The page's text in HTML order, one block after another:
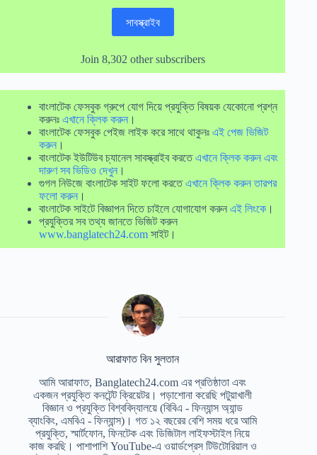
সাবস্ক্রাইব
Join 8,302 other subscribers
বাংলাটেক ফেসবুক গ্রুপে যোগ দিয়ে প্রযুক্তি বিষয়ক যেকোনো প্রশ্ন
করুনঃ এখানে ক্লিক করুন ।
বাংলাটেক ফেসবুক পেইজ লাইক করে সাথে থাকুনঃ এই পেজ ভিজিট
করুন ।
বাংলাটেক ইউটিউব চ্যানেল সাবস্ক্রাইব করতেএখানে ক্লিক করুন এবং
দারুণ সব ভিডিও দেখুন ।
গুগল নিউজে বাংলাটেক সাইট ফলো করতেএখানে ক্লিক করুন তারপর
ফলো করুন ।
বাংলাটেক সাইটে বিজ্ঞাপন দিতে চাইলে যোগাযোগ করুন এই লিংকে ।
প্রযুক্তির সব তথ্য জানতে ভিজিট করুন
www.banglatech24.com সাইট।
আরাফাত বিন সুলতান
আমি আরাফাত, Banglatech24.com এর প্রতিষ্ঠাতা এবং
একজন প্রযুক্তি কনটেন্ট ক্রিয়েটর। পড়াশোনা করেছি পটুয়াখালী
বিজ্ঞান ও প্রযুক্তি বিশ্ববিদ্যালয়ে (বিবিএ - ফিন্যান্স অ্যান্ড
ব্যাংকিং, এমবিএ - ফিন্যান্স)। গত ১২ বছরের বেশি সময় ধরে আমি
প্রযুক্তি, স্মার্টফোন, ফিনটেক এবং ডিজিটাল লাইফস্টাইল নিয়ে
কাজ করছি। পাশাপাশি YouTube-এ ওয়ার্ডপ্রেস টিউটোরিয়াল ও